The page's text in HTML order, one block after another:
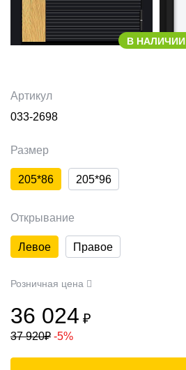
В НАЛИЧИИ
Артикул
033-2698
Размер
205*86 205*96
Открывание
Левое Правое
Розничная цена
36 024 ₽
37 920₽ -5%